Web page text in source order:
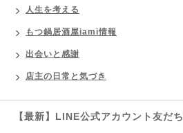
人生を考える
もつ鍋居酒屋iami情報
出会いと感謝
店主の日常と気づき
【最新】LINE公式アカウント友だ